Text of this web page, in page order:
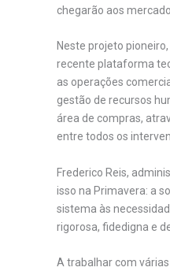
chegarão aos
Neste projeto
recente plataforma
as operações
gestão de recursos
área de compras,
entre todos os
Frederico Reis,
isso na Primavera: a
sistema às
rigorosa, fidedigna e
A trabalhar com